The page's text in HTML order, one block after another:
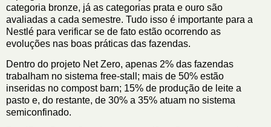
categoria bronze, já as categorias prata e ouro são
avaliadas a cada semestre. Tudo isso é importante para a
Nestlé para verificar se de fato estão ocorrendo as
evoluções nas boas práticas das fazendas.
Dentro do projeto Net Zero, apenas 2% das fazendas
trabalham no sistema free-stall; mais de 50% estão
inseridas no compost barn; 15% de produção de leite a
pasto e, do restante, de 30% a 35% atuam no sistema
semiconfinado.